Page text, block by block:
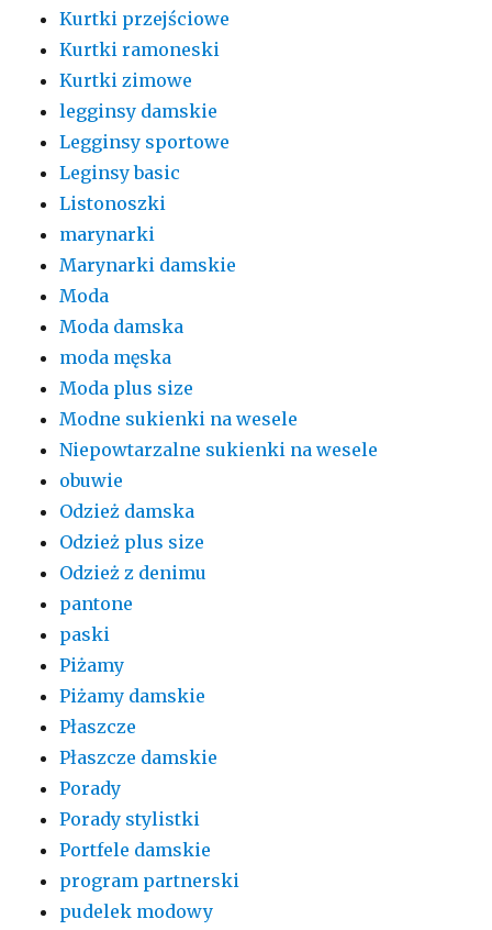
Kurtki przejściowe
Kurtki ramoneski
Kurtki zimowe
legginsy damskie
Legginsy sportowe
Leginsy basic
Listonoszki
marynarki
Marynarki damskie
Moda
Moda damska
moda męska
Moda plus size
Modne sukienki na wesele
Niepowtarzalne sukienki na wesele
obuwie
Odzież damska
Odzież plus size
Odzież z denimu
pantone
paski
Piżamy
Piżamy damskie
Płaszcze
Płaszcze damskie
Porady
Porady stylistki
Portfele damskie
program partnerski
pudelek modowy